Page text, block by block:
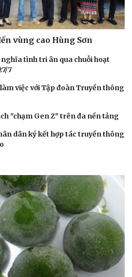
vùng cao Hùng Sơn
nghĩa tình tri ân qua chuỗi hoạt
7
việc với Tập đoàn Truyền thông
"chạm Gen Z" trên đa nền tảng
dân ký kết hợp tác truyền thông